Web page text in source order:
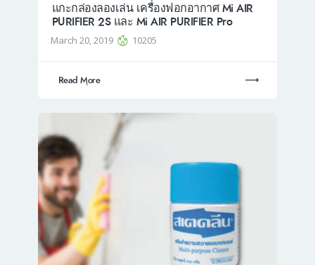
แกะกล่องลองเล่น เครื่องฟอกอากาศ Mi AIR
PURIFIER 2S และ Mi AIR PURIFIER Pro
March 20, 2019 10205
Read More